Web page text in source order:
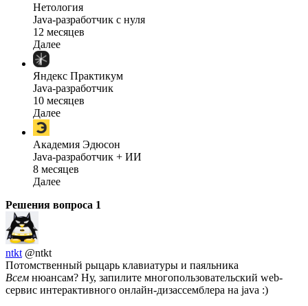
Нетология
Java-разработчик с нуля
12 месяцев
Далее
Яндекс Практикум
Java-разработчик
10 месяцев
Далее
Академия Эдюсон
Java-разработчик + ИИ
8 месяцев
Далее
Решения вопроса 1
ntkt @ntkt
Потомственный рыцарь клавиатуры и паяльника
Всем нюансам? Ну, запилите многопользовательский web-
сервис интерактивного онлайн-дизассемблера на java :)